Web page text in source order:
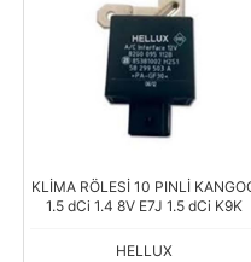
KLİMA RÖLESİ 10 PINLİ
1.5 dCi 1.4 8V E7J 1.5 dCi K9K
HELLUX